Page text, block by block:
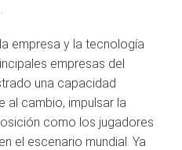
empresa y la tecnología
empresas del
una capacidad
al cambio, impulsar la
como los jugadores
el escenario mundial. Ya